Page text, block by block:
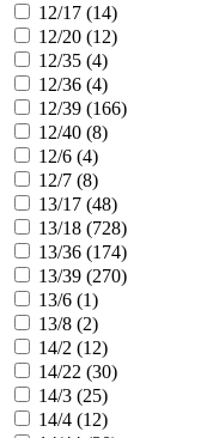
12/17 (14)
12/20 (12)
12/35 (4)
12/36 (4)
12/39 (166)
12/40 (8)
12/6 (4)
12/7 (8)
13/17 (48)
13/18 (728)
13/36 (174)
13/39 (270)
13/6 (1)
13/8 (2)
14/2 (12)
14/22 (30)
14/3 (25)
14/4 (12)